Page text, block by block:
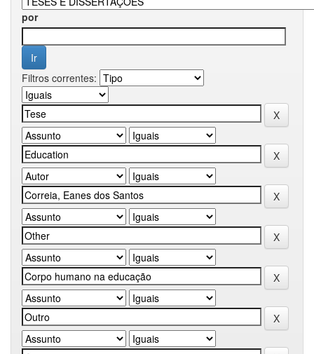
por
Filtros correntes: